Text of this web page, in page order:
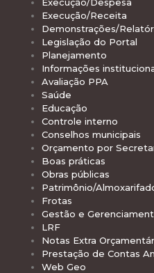
Execução/Receita
Demonstrações/
Legislação do Portal
Planejamento
Informações
Avaliação PPA
Saúde
Educação
Controle interno
Conselhos municipais
Orçamento por
Boas práticas
Obras públicas
Patrimônio/
Frotas
Gestão e
LRF
Notas Extra
Prestação de Contas
Web Geo